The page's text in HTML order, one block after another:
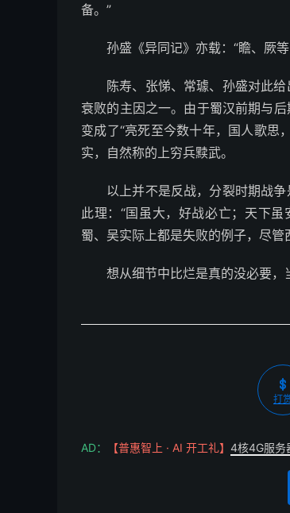
备。”
孙盛《异同记》亦载：“瞻、厥
陈寿、张悌、常璩、孙盛对此
衰败的主因之一。由于蜀汉前期与
变成了“亮死至今数十年，国人歌思
实，自然称的上穷兵黩武。
以上并不是反战，分裂时期战
此理：“国虽大，好战必亡；天下
蜀、吴实际上都是失败的例子，尽管
想从细节中比烂是真的没必要，
打
AD： 【普惠智上 · AI 开工礼】 4核4G服务